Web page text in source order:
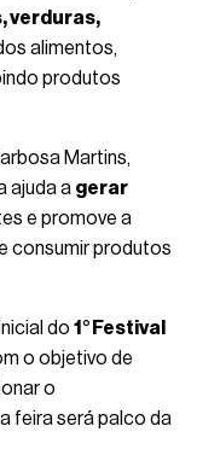
verduras,
alimentos,
produtos
Martins,
ajuda a gerar
e promove a
consumir produtos
do 1° Festival
o objetivo de
o
feira será palco da